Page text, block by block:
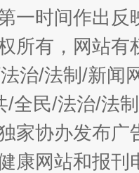
魏明亮
一时间作出
所有，网站
治/法制/新闻
/全民/法治/法
家协办发布
康网站和报